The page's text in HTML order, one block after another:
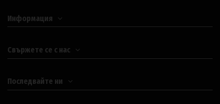
Информация
Свържете се с нас
Последвайте ни